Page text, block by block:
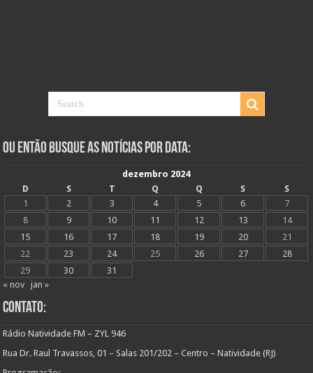
Ou Então Busque as Notícias Por Data:
dezembro 2024
D
S T Q Q S
S
1
2 3 4 5 6
7
8
9 10 11 12 13
14
15
16 17 18 19 20
21
22
23 24 25 26 27
28
29
30
31
« nov
jan »
Contato:
Rádio Natividade FM – ZYL 946
Rua Dr. Raul Travassos, 01 – Salas 201/202 – Centro – Natividade (RJ)